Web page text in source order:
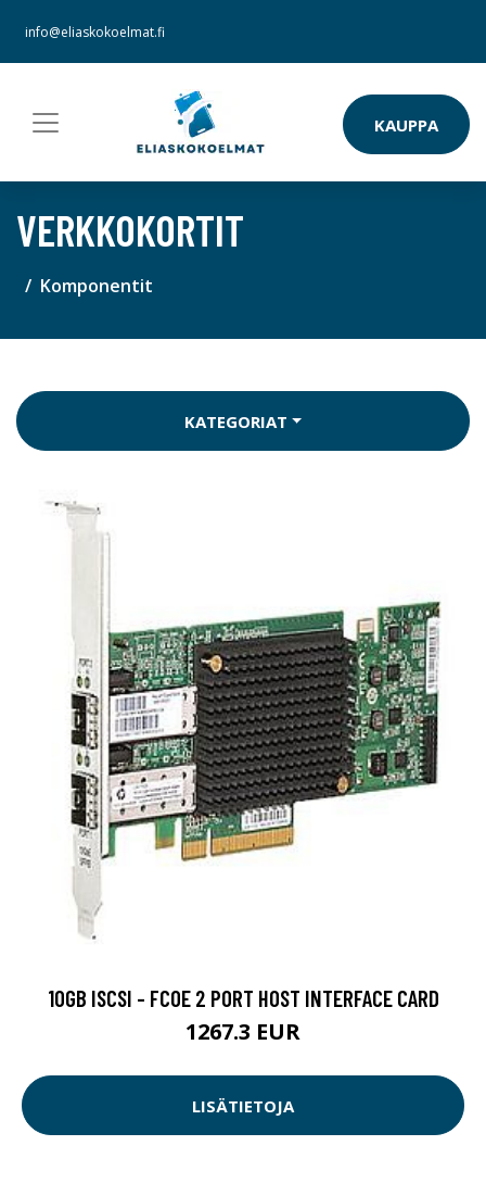
info@eliaskokoelmat.fi
KAUPPA
VERKKOKORTIT
Komponentit
KATEGORIAT
10GB ISCSI - FCOE 2 PORT HOST INTERFACE CARD
1267.3 EUR
LISÄTIETOJA